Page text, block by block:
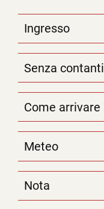
Ingresso
Senza contanti
Come arrivare
Meteo
Nota